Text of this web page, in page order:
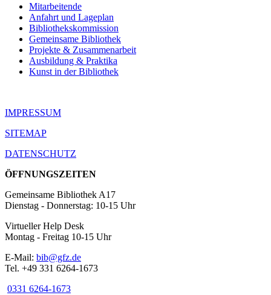
Mitarbeitende
Anfahrt und Lageplan
Bibliothekskommission
Gemeinsame Bibliothek
Projekte & Zusammenarbeit
Ausbildung & Praktika
Kunst in der Bibliothek
IMPRESSUM
SITEMAP
DATENSCHUTZ
ÖFFNUNGSZEITEN
Gemeinsame Bibliothek A17
Dienstag - Donnerstag: 10-15 Uhr
Virtueller Help Desk
Montag - Freitag 10-15 Uhr
E-Mail: bib@gfz.de
Tel. +49 331 6264-1673
0331 6264-1673